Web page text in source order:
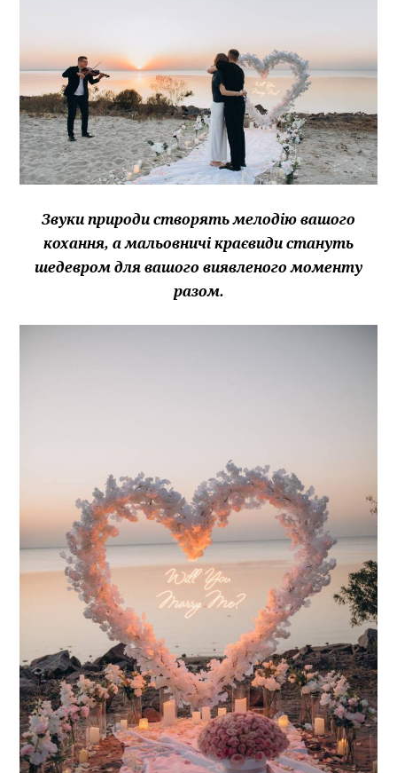
Звуки природи створять мелодію вашого
кохання, а мальовничі краєвиди стануть
шедевром для вашого виявленого моменту
разом.